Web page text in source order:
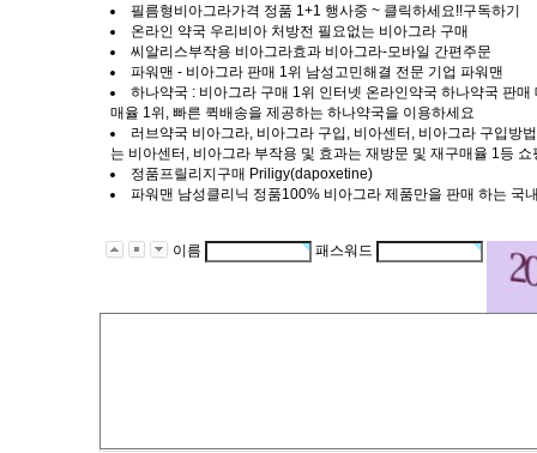
필름형비아그라가격 정품 1+1 행사중 ~ 클릭하세요!!구독하기
온라인 약국 우리비아 처방전 필요없는 비아그라 구매
씨알리스부작용 비아그라효과 비아그라-모바일 간편주문
파워맨 - 비아그라 판매 1위 남성고민해결 전문 기업 파워맨
하나약국 : 비아그라 구매 1위 인터넷 온라인약국 하나약국 판
매율 1위, 빠른 퀵배송을 제공하는 하나약국을 이용하세요
러브약국 비아그라, 비아그라 구입, 비아센터, 비아그라 구입방
는 비아센터, 비아그라 부작용 및 효과는 재방문 및 재구매율 1등 쇼
정품프릴리지구매 Priligy(dapoxetine)
파워맨 남성클리닉 정품100% 비아그라 제품만을 판매 하는 국
이름 패스워드